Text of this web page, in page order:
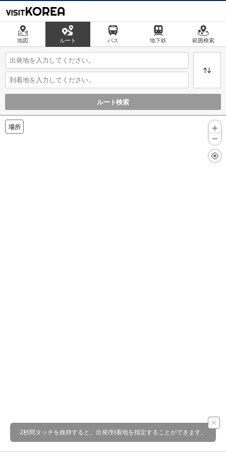
地図 ルート バス 地下鉄 範囲検索
ルート検索
場所
2秒間タッチを維持すると、出発/到着地を指定することができます。